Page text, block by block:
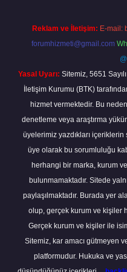
Reklam ve İletişim: E-mail:
forumhizmeti@gmail.com
Yasal Uyarı: Sitemiz, 5651
İletişim Kurumu (BTK)
hizmet vermektedir. Bu
denetleme veya araştırma
üyelerimiz yazdıkları
üye olarak bu sorumluluğu
herhangi bir marka, kurum
bulunmamaktadır. Sitede
paylaşılmaktadır. Burada yer
olup, gerçek kurum ve kişiler
Gerçek kurum ve kişiler ile
Sitemiz, kar amacı gütmeyen
platformudur. Hukuka ve